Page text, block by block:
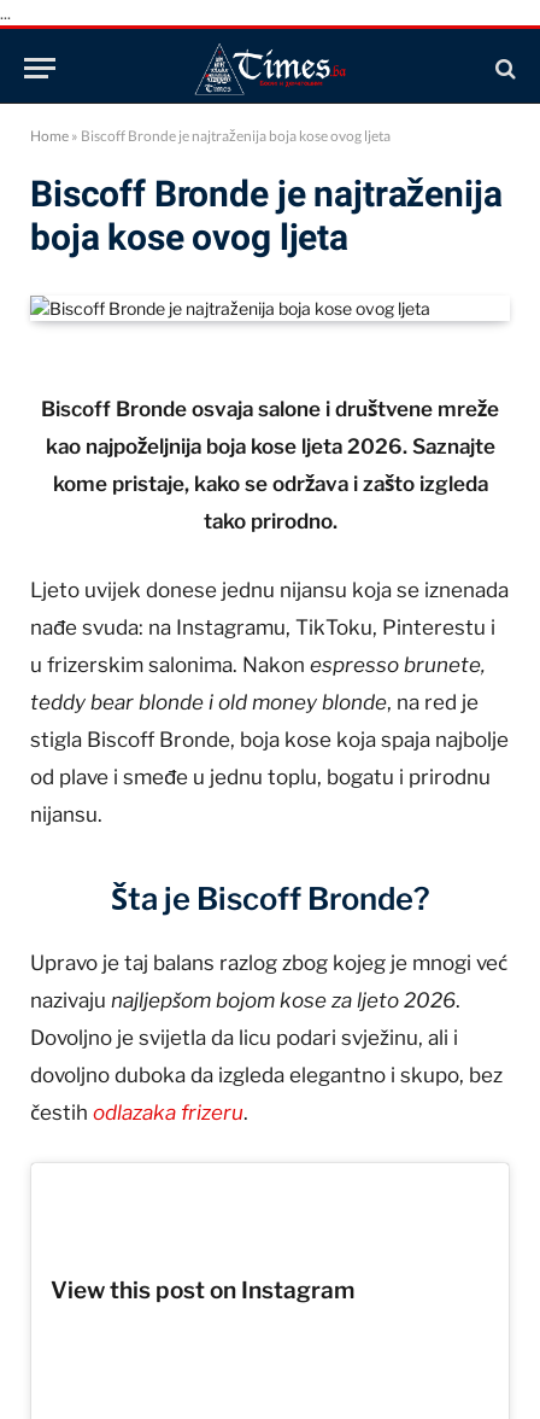
...
Home » Biscoff Bronde je najtraženija boja kose ovog ljeta
Biscoff Bronde je najtraženija
boja kose ovog ljeta
Biscoff Bronde osvaja salone i društvene mreže
kao najpoželjnija boja kose ljeta 2026. Saznajte
kome pristaje, kako se održava i zašto izgleda
tako prirodno.
Ljeto uvijek donese jednu nijansu koja se iznenada
nađe svuda: na Instagramu, TikToku, Pinterestu i
u frizerskim salonima. Nakon espresso brunete,
teddy bear blonde i old money blonde, na red je
stigla Biscoff Bronde, boja kose koja spaja najbolje
od plave i smeđe u jednu toplu, bogatu i prirodnu
nijansu.
Šta je Biscoff Bronde?
Upravo je taj balans razlog zbog kojeg je mnogi već
nazivaju najljepšom bojom kose za ljeto 2026.
Dovoljno je svijetla da licu podari svježinu, ali i
dovoljno duboka da izgleda elegantno i skupo, bez
čestih odlazaka frizeru.
View this post on Instagram